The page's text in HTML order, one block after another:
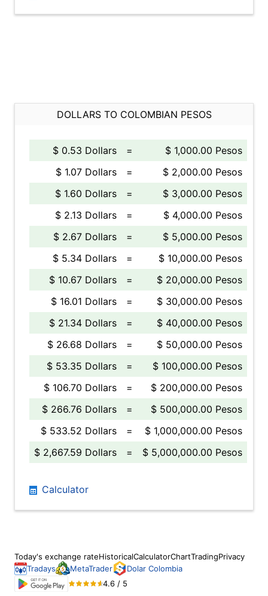
DOLLARS TO COLOMBIAN PESOS
$ 0.53 Dollars =
$ 1,000.00 Pesos
$ 1.07 Dollars
=
$ 2,000.00 Pesos
$ 1.60 Dollars
=
$ 3,000.00 Pesos
$ 2.13 Dollars
=
$ 4,000.00 Pesos
$ 2.67 Dollars
=
$ 5,000.00 Pesos
$ 5.34 Dollars
=
$ 10,000.00 Pesos
$ 10.67 Dollars
=
$ 20,000.00 Pesos
$ 16.01 Dollars
=
$ 30,000.00 Pesos
$ 21.34 Dollars
=
$ 40,000.00 Pesos
$ 26.68 Dollars
=
$ 50,000.00 Pesos
$ 53.35 Dollars
=
$ 100,000.00 Pesos
$ 106.70 Dollars
=
$ 200,000.00 Pesos
$ 266.76 Dollars
=
$ 500,000.00 Pesos
$ 533.52 Dollars
=
$ 1,000,000.00 Pesos
$ 2,667.59 Dollars
= $ 5,000,000.00 Pesos
Calculator
Today's exchange rateHistoricalCalculatorChartTradingPrivacy
Tradays
MetaTrader
Dolar Colombia
4.6 / 5